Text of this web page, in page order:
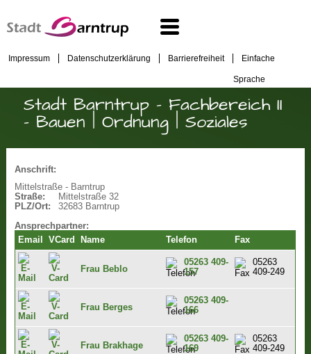
Impressum Datenschutzerklärung Barrierefreiheit Einfache
Sprache
Stadt Barntrup - Fachbereich II
- Bauen | Ordnung | Soziales
Anschrift:
Mittelstraße - Barntrup
Straße:
Mittelstraße 32
PLZ/Ort:
32683 Barntrup
Ansprechpartner:
Email
VCard Name Telefon Fax
Frau Beblo
05263 409-
157
05263
409-249
Frau Berges
05263 409-
166
Frau Brakhage
05263 409-
169
05263
409-249